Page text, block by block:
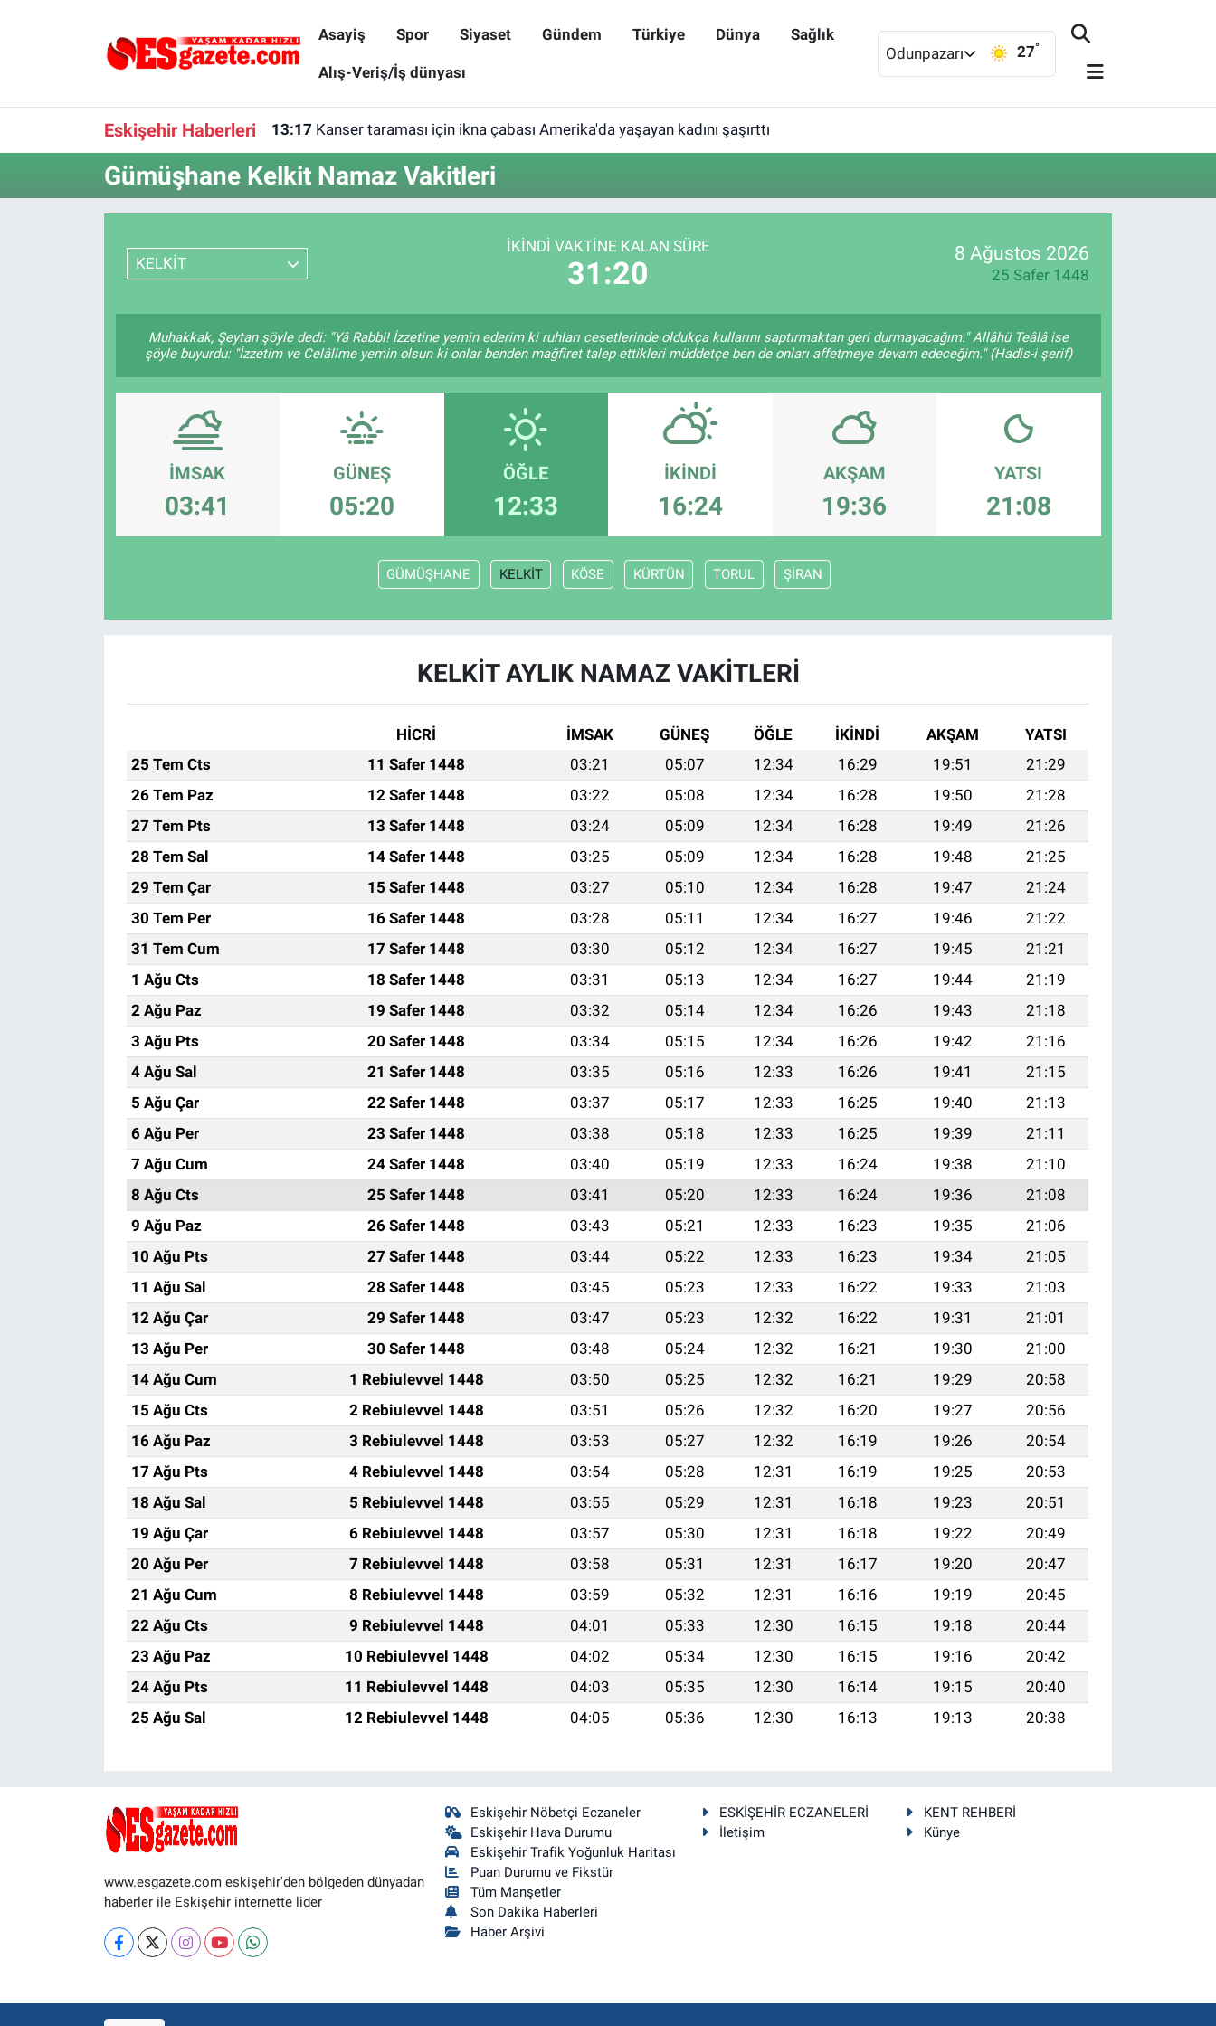
Asayiş Spor Siyaset Gündem Türkiye Dünya Sağlık
Alış-Veriş/İş dünyası
Odunpazarı 27°
Eskişehir Haberleri 13:17 Kanser taraması için ikna çabası Amerika'da yaşayan kadını şaşırttı
Gümüşhane Kelkit Namaz Vakitleri
KELKİT
İKINDI VAKTINE KALAN SÜRE
31:20
8 Ağustos 2026
25 Safer 1448
Muhakkak, Şeytan şöyle dedi: "Yâ Rabbi! İzzetine yemin ederim ki ruhları cesetlerinde oldukça kullarını saptırmaktan geri durmayacağım." Allâhü Teâlâ ise
şöyle buyurdu: "İzzetim ve Celâlime yemin olsun ki onlar benden mağfiret talep ettikleri müddetçe ben de onları affetmeye devam edeceğim." (Hadis-i şerif)
İMSAK
03:41
GÜNEŞ
05:20
ÖĞLE
12:33
İKINDI
16:24
AKŞAM
19:36
YATSI
21:08
GÜMÜŞHANE KELKİT KÖSE KÜRTÜN TORUL ŞİRAN
KELKİT AYLIK NAMAZ VAKITLERI
HİCRİ İMSAK GÜNEŞ ÖĞLE İKINDI AKŞAM
YATSI
25 Tem Cts
11 Safer 1448 03:21 05:07 12:34 16:29 19:51
21:29
26 Tem Paz
12 Safer 1448 03:22 05:08 12:34 16:28 19:50
21:28
27 Tem Pts
13 Safer 1448 03:24 05:09 12:34 16:28 19:49
21:26
28 Tem Sal
14 Safer 1448 03:25 05:09 12:34 16:28 19:48
21:25
29 Tem Çar
15 Safer 1448 03:27 05:10 12:34 16:28 19:47
21:24
30 Tem Per
16 Safer 1448 03:28 05:11 12:34 16:27 19:46
21:22
31 Tem Cum
17 Safer 1448 03:30 05:12 12:34 16:27 19:45
21:21
1 Ağu Cts
18 Safer 1448 03:31 05:13 12:34 16:27 19:44
21:19
2 Ağu Paz
19 Safer 1448 03:32 05:14 12:34 16:26 19:43
21:18
3 Ağu Pts
20 Safer 1448 03:34 05:15 12:34 16:26 19:42
21:16
4 Ağu Sal
21 Safer 1448 03:35 05:16 12:33 16:26 19:41
21:15
5 Ağu Çar
22 Safer 1448 03:37 05:17 12:33 16:25 19:40
21:13
6 Ağu Per
23 Safer 1448 03:38 05:18 12:33 16:25 19:39
21:11
7 Ağu Cum
24 Safer 1448 03:40 05:19 12:33 16:24 19:38
21:10
8 Ağu Cts
25 Safer 1448 03:41 05:20 12:33 16:24 19:36
21:08
9 Ağu Paz
26 Safer 1448 03:43 05:21 12:33 16:23 19:35
21:06
10 Ağu Pts
27 Safer 1448 03:44 05:22 12:33 16:23 19:34
21:05
11 Ağu Sal
28 Safer 1448 03:45 05:23 12:33 16:22 19:33
21:03
12 Ağu Çar
29 Safer 1448 03:47 05:23 12:32 16:22 19:31
21:01
13 Ağu Per
30 Safer 1448 03:48 05:24 12:32 16:21 19:30
21:00
14 Ağu Cum
1 Rebiulevvel 1448 03:50 05:25 12:32 16:21 19:29
20:58
15 Ağu Cts
2 Rebiulevvel 1448 03:51 05:26 12:32 16:20 19:27
20:56
16 Ağu Paz
3 Rebiulevvel 1448 03:53 05:27 12:32 16:19 19:26
20:54
17 Ağu Pts
4 Rebiulevvel 1448 03:54 05:28 12:31 16:19 19:25
20:53
18 Ağu Sal
5 Rebiulevvel 1448 03:55 05:29 12:31 16:18 19:23
20:51
19 Ağu Çar
6 Rebiulevvel 1448 03:57 05:30 12:31 16:18 19:22
20:49
20 Ağu Per
7 Rebiulevvel 1448 03:58 05:31 12:31 16:17 19:20
20:47
21 Ağu Cum
8 Rebiulevvel 1448 03:59 05:32 12:31 16:16 19:19
20:45
22 Ağu Cts
9 Rebiulevvel 1448 04:01 05:33 12:30 16:15 19:18
20:44
23 Ağu Paz
10 Rebiulevvel 1448 04:02 05:34 12:30 16:15 19:16
20:42
24 Ağu Pts
11 Rebiulevvel 1448 04:03 05:35 12:30 16:14 19:15
20:40
25 Ağu Sal
12 Rebiulevvel 1448 04:05 05:36 12:30 16:13 19:13 20:38
www.esgazete.com eskişehir'den bölgeden dünyadan
haberler ile Eskişehir internette lider
Eskişehir Nöbetçi Eczaneler
Eskişehir Hava Durumu
Eskişehir Trafik Yoğunluk Haritası
Puan Durumu ve Fikstür
Tüm Manşetler
Son Dakika Haberleri
Haber Arşivi
ESKİŞEHİR ECZANELERİ
KENT REHBERİ
İletişim
Künye
Alış-Veriş/İş dünyası
Eskişehir Arşivi
Kültür Sanat
Bilim ve Teknoloji
Eskişehir Nöbetçi Eczaneler
Eskişehir Trafik Yoğunluk Haritası
Tüm Manşetler